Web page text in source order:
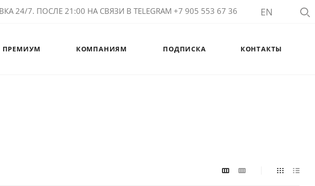
7. ПОСЛЕ 21:00 НА СВЯЗИ В TELEGRAM +7 905 553 67 36 EN
ПРЕМИУМ КОМПАНИЯМ ПОДПИСКА КОНТАКТЫ